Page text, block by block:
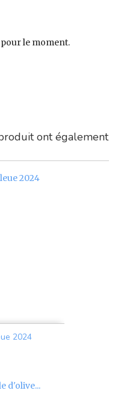
le moment.
ont également
2024